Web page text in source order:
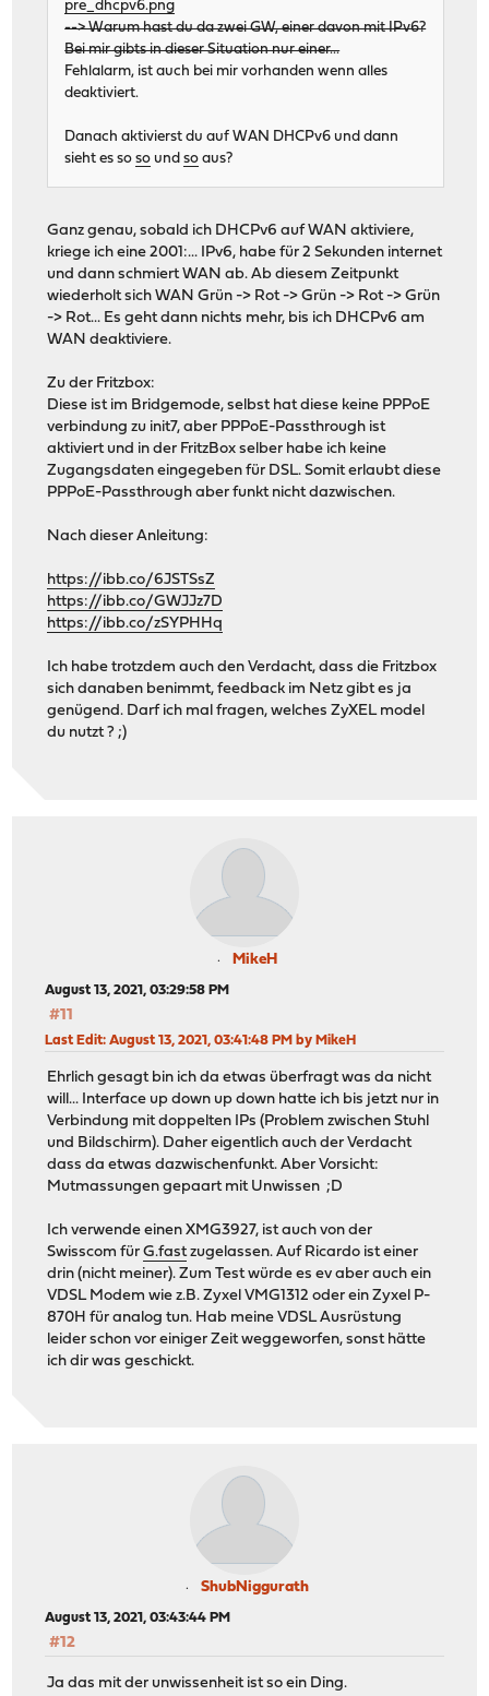
pre_dhcpv6.png
--> Warum hast du da zwei GW, einer davon mit IPv6?
Bei mir gibts in dieser Situation nur einer...
Fehlalarm, ist auch bei mir vorhanden wenn alles
deaktiviert.
Danach aktivierst du auf WAN DHCPv6 und dann
sieht es soso undso aus?
Ganz genau, sobald ich DHCPv6 auf WAN aktiviere,
kriege ich eine 2001:... IPv6, habe für 2 Sekunden internet
und dann schmiert WAN ab. Ab diesem Zeitpunkt
wiederholt sich WAN Grün -> Rot -> Grün -> Rot -> Grün
-> Rot... Es geht dann nichts mehr, bis ich DHCPv6 am
WAN deaktiviere.
Zu der Fritzbox:
Diese ist im Bridgemode, selbst hat diese keine PPPoE
verbindung zu init7, aber PPPoE-Passthrough ist
aktiviert und in der FritzBox selber habe ich keine
Zugangsdaten eingegeben für DSL. Somit erlaubt diese
PPPoE-Passthrough aber funkt nicht dazwischen.
Nach dieser Anleitung:
https://ibb.co/6JSTSsZ
https://ibb.co/GWJJz7D
https://ibb.co/zSYPHHq
Ich habe trotzdem auch den Verdacht, dass die Fritzbox
sich danaben benimmt, feedback im Netz gibt es ja
genügend. Darf ich mal fragen, welches ZyXEL model
du nutzt ? ;)
MikeH
August 13, 2021, 03:29:58 PM
#11
Last Edit: August 13, 2021, 03:41:48 PM by MikeH
Ehrlich gesagt bin ich da etwas überfragt was da nicht
will... Interface up down up down hatte ich bis jetzt nur in
Verbindung mit doppelten IPs (Problem zwischen Stuhl
und Bildschirm). Daher eigentlich auch der Verdacht
dass da etwas dazwischenfunkt. Aber Vorsicht:
Mutmassungen gepaart mit Unwissen ;D
Ich verwende einen XMG3927, ist auch von der
Swisscom fürG.fastzugelassen. Auf Ricardo ist einer
drin (nicht meiner). Zum Test würde es ev aber auch ein
VDSL Modem wie z.B. Zyxel VMG1312 oder ein Zyxel P-
870H für analog tun. Hab meine VDSL Ausrüstung
leider schon vor einiger Zeit weggeworfen, sonst hätte
ich dir was geschickt.
ShubNiggurath
August 13, 2021, 03:43:44 PM
#12
Ja das mit der unwissenheit ist so ein Ding.